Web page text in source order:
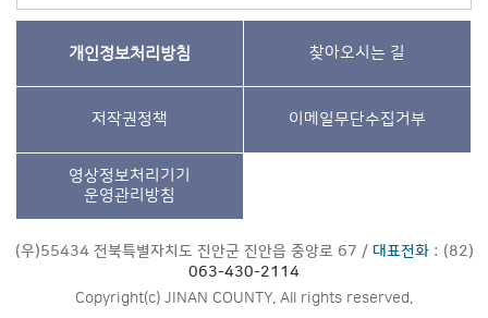
개인정보처리방침 찾아오시는 길
저작권정책 이메일무단수집거부
영상정보처리기기
운영관리방침
(우)55434 전북특별자치도 진안군 진안읍 중앙로 67 / 대표전화: (82)
063-430-2114
Copyright(c) JINAN COUNTY. All rights reserved.